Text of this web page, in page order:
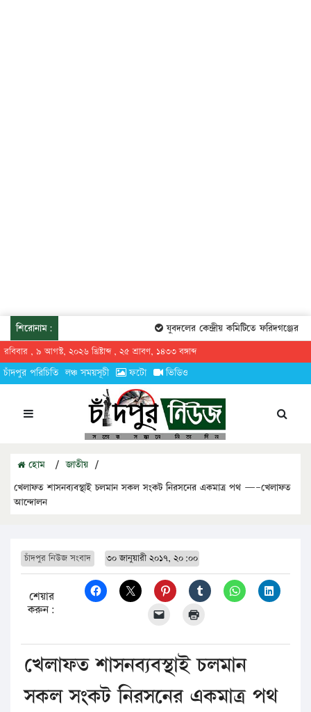
শিরোনাম: যুবদলের কেন্দ্রীয় কমিটিতে ফরিদগঞ্জের
রবিবার , ৯ আগস্ট, ২০২৬ খ্রিষ্টাব্দ , ২৫ শ্রাবণ, ১৪৩৩ বঙ্গাব্দ
চাঁদপুর পরিচিতি লঞ্চ সময়সূচী ফটো ভিডিও
হোম / জাতীয় /
খেলাফত শাসনব্যবস্থাই চলমান সকল সংকট নিরসনের একমাত্র পথ —–খেলাফত
আন্দোলন
চাঁদপুর নিউজ সংবাদ ৩০ জানুয়ারী ২০১৭, ২০:০০
শেয়ার
করুন:
খেলাফত শাসনব্যবস্থাই চলমান
সকল সংকট নিরসনের একমাত্র পথ